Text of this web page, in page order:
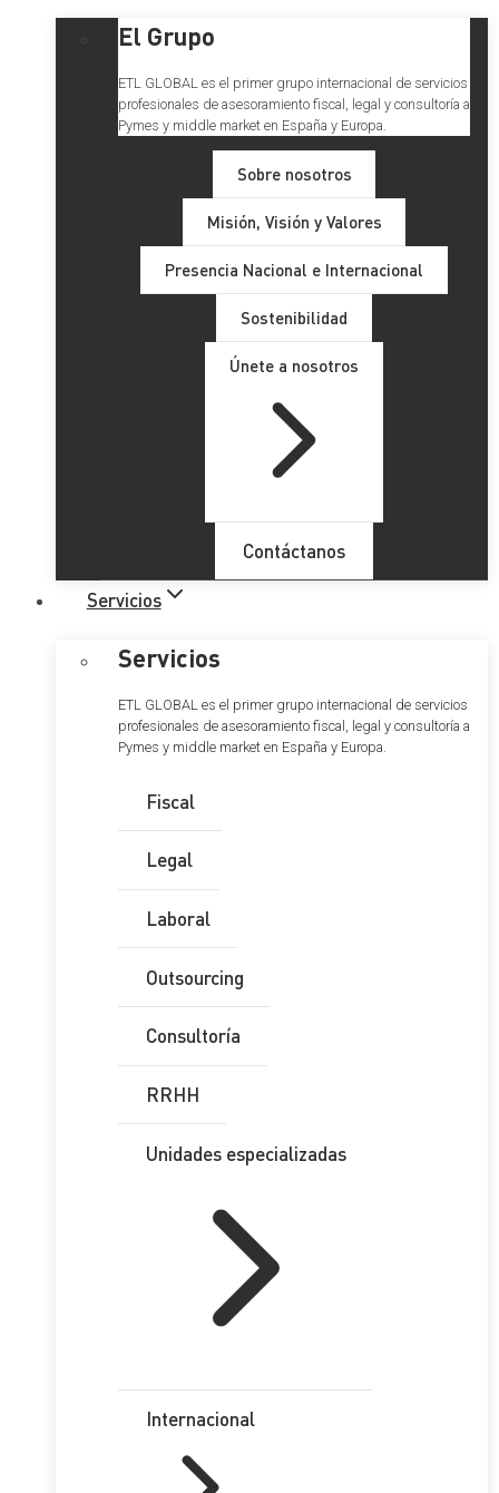
El Grupo
ETL GLOBAL es el primer grupo internacional de servicios
profesionales de asesoramiento fiscal, legal y consultoría a
Pymes y middle market en España y Europa.
Sobre nosotros
Misión, Visión y Valores
Presencia Nacional e Internacional
Sostenibilidad
Únete a nosotros
Contáctanos
Servicios
Servicios
ETL GLOBAL es el primer grupo internacional de servicios
profesionales de asesoramiento fiscal, legal y consultoría a
Pymes y middle market en España y Europa.
Fiscal
Legal
Laboral
Outsourcing
Consultoría
RRHH
Unidades especializadas
Internacional